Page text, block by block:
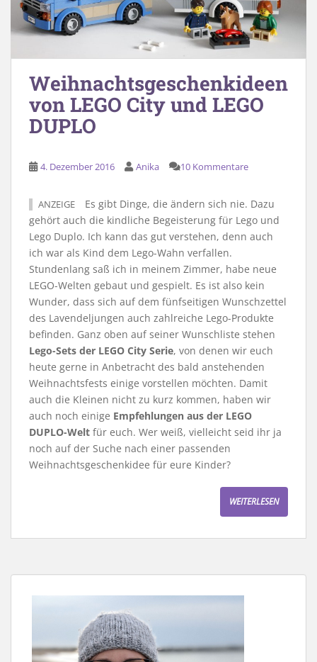
Weihnachtsgeschenkideen
von LEGO City und LEGO
DUPLO
4. Dezember 2016 Anika 10 Kommentare
ANZEIGE
Es gibt Dinge, die ändern sich nie. Dazu
gehört auch die kindliche Begeisterung für Lego und
Lego Duplo. Ich kann das gut verstehen, denn auch
ich war als Kind dem Lego-Wahn verfallen.
Stundenlang saß ich in meinem Zimmer, habe neue
LEGO-Welten gebaut und gespielt. Es ist also kein
Wunder, dass sich auf dem fünfseitigen Wunschzettel
des Lavendeljungen auch zahlreiche Lego-Produkte
befinden. Ganz oben auf seiner Wunschliste stehen
Lego-Sets der LEGO City Serie, von denen wir euch
heute gerne in Anbetracht des bald anstehenden
Weihnachtsfests einige vorstellen möchten. Damit
auch die Kleinen nicht zu kurz kommen, haben wir
auch noch einige Empfehlungen aus der LEGO
DUPLO-Welt für euch. Wer weiß, vielleicht seid ihr ja
noch auf der Suche nach einer passenden
Weihnachtsgeschenkidee für eure Kinder?
WEITERLESEN